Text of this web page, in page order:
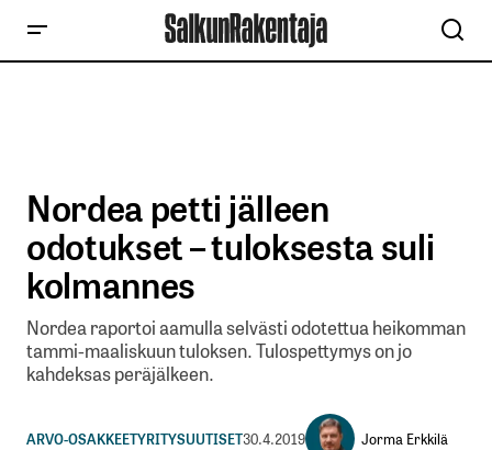
Nordea petti jälleen
odotukset – tuloksesta suli
kolmannes
Nordea raportoi aamulla selvästi odotettua heikomman
tammi-maaliskuun tuloksen. Tulospettymys on jo
kahdeksas peräjälkeen.
ARVO-OSAKKEETYRITYSUUTISET30.4.2019
Jorma Erkkilä